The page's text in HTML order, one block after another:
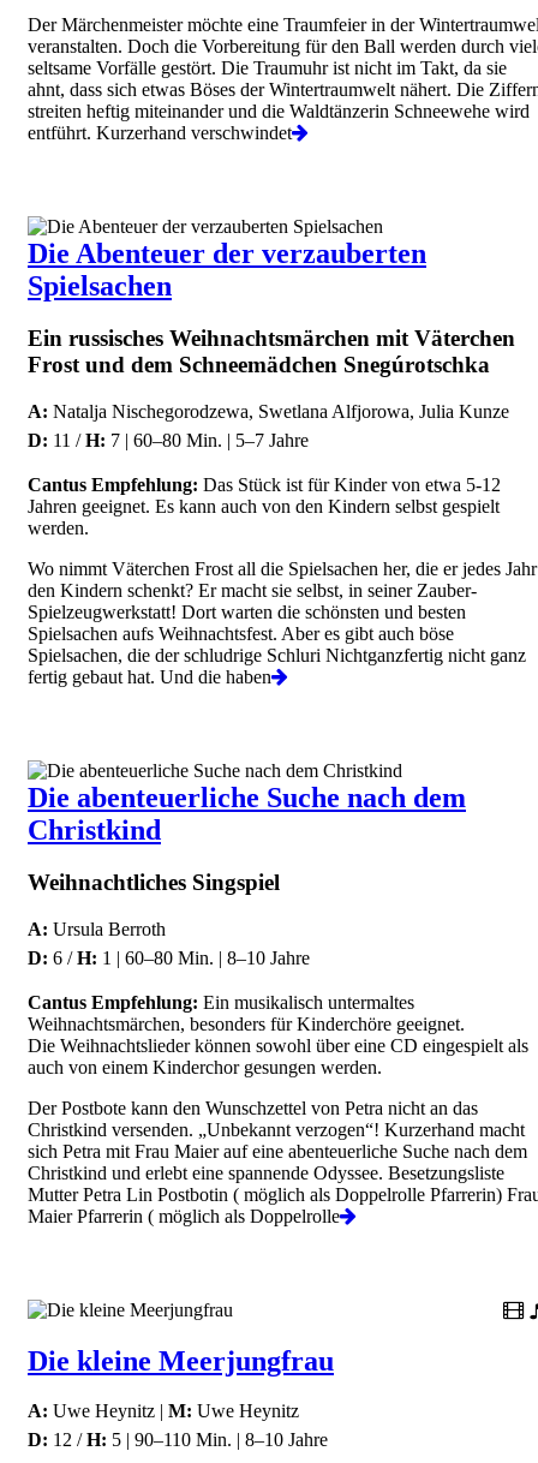
Der Märchenmeister möchte eine Traumfeier in der
veranstalten. Doch die Vorbereitung für den Ball werden durch
seltsame Vorfälle gestört. Die Traumuhr ist nicht im Takt, da sie
ahnt, dass sich etwas Böses der Wintertraumwelt nähert. Die
streiten heftig miteinander und die Waldtänzerin Schneewehe wird
entführt. Kurzerhand verschwindet
Die Abenteuer der verzauberten
Spielsachen
Ein russisches Weihnachtsmärchen mit Väterchen
Frost und dem Schneemädchen Snegúrotschka
A: Natalja Nischegorodzewa, Swetlana Alfjorowa, Julia Kunze
D: 11 /H: 7 | 60–80 Min. | 5–7 Jahre
Cantus Empfehlung: Das Stück ist für Kinder von etwa 5-12
Jahren geeignet. Es kann auch von den Kindern selbst gespielt
werden.
Wo nimmt Väterchen Frost all die Spielsachen her, die er jedes Jahr
den Kindern schenkt? Er macht sie selbst, in seiner Zauber-
Spielzeugwerkstatt! Dort warten die schönsten und besten
Spielsachen aufs Weihnachtsfest. Aber es gibt auch böse
Spielsachen, die der schludrige Schluri Nichtganzfertig nicht ganz
fertig gebaut hat. Und die haben
Die abenteuerliche Suche nach dem
Christkind
Weihnachtliches Singspiel
A: Ursula Berroth
D: 6 /H: 1 | 60–80 Min. | 8–10 Jahre
Cantus Empfehlung: Ein musikalisch untermaltes
Weihnachtsmärchen, besonders für Kinderchöre geeignet.
Die Weihnachtslieder können sowohl über eine CD eingespielt als
auch von einem Kinderchor gesungen werden.
Der Postbote kann den Wunschzettel von Petra nicht an das
Christkind versenden. „Unbekannt verzogen“! Kurzerhand macht
sich Petra mit Frau Maier auf eine abenteuerliche Suche nach dem
Christkind und erlebt eine spannende Odyssee. Besetzungsliste
Mutter Petra Lin Postbotin ( möglich als Doppelrolle Pfarrerin)
Maier Pfarrerin ( möglich als Doppelrolle
Die kleine Meerjungfrau
A: Uwe Heynitz | M: Uwe Heynitz
D: 12 /H: 5 | 90–110 Min. | 8–10 Jahre